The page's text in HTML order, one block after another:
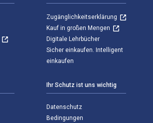
Zugänglichkeitserklärung
Kauf in großen Mengen
Digitale Lehrbücher
Sicher einkaufen. Intelligent
einkaufen
Ihr Schutz ist uns wichtig
Datenschutz
Bedingungen